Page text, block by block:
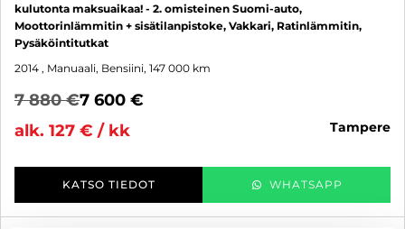
kulutonta maksuaikaa! - 2. omisteinen Suomi-auto,
Moottorinlämmitin + sisätilanpistoke, Vakkari, Ratinlämmitin,
Pysäköintitutkat
2014 , Manuaali, Bensiini, 147 000 km
7 880 €7 600 €
alk. 127 € / kk
tampere
KATSO TIEDOT WHATSAPP